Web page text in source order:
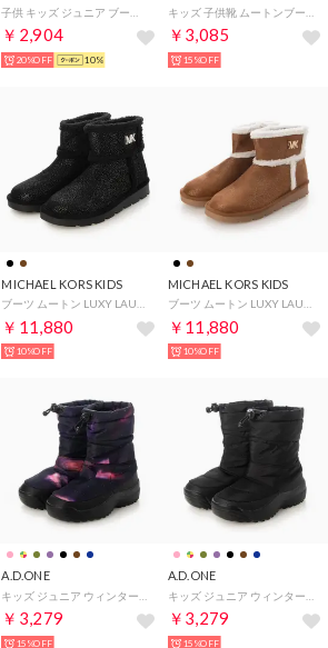
￥2,904
20%OFF 10%
￥3,085
15%OFF
MICHAEL KORS KIDS
￥11,880
10%OFF
MICHAEL KORS KIDS
￥11,880
10%OFF
A.D.ONE
￥3,279
15%OFF
A.D.ONE
￥3,279
15%OFF